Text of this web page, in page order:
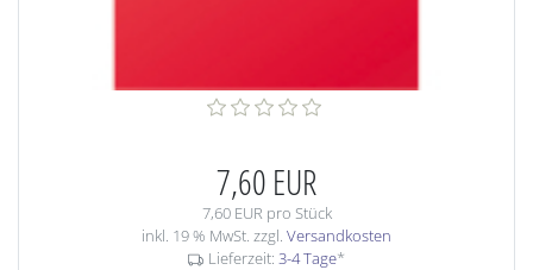
7,60 EUR
7,60 EUR pro Stück
inkl. 19 % MwSt. zzgl. Versandkosten
Lieferzeit: 3-4 Tage*